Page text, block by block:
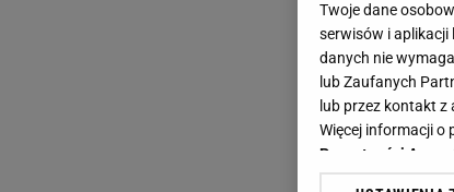
Twoje dane
serwisów i aplikacji
danych nie
lub Zaufanych
lub przez kontakt
Więcej informacji o
Prywatności Agora